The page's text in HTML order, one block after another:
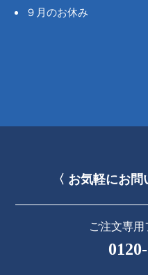
９月のお休み
〈 お気軽にお
ご注文専